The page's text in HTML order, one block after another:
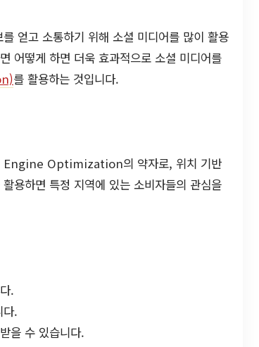
얻고 소통하기 위해 소셜 미디어를 많이 활용
어떻게 하면 더욱 효과적으로 소셜 미디어를
를 활용하는 것입니다.
Engine Optimization의 약자로, 위치 기반
용하면 특정 지역에 있는 소비자들의 관심을
.
다.
을 수 있습니다.